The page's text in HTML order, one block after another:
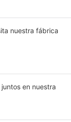
nuestra fábrica
en nuestra